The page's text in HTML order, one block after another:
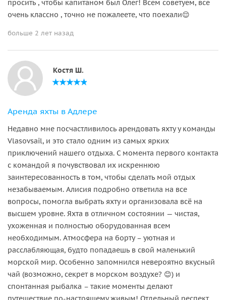
просить , чтобы капитаном был Олег! Всем советуем, все
очень классно , точно не пожалеете, что поехали😌
больше 2 лет назад
Костя Ш.
Аренда яхты в Адлере
Недавно мне посчастливилось арендовать яхту у команды
Vlasovsail, и это стало одним из самых ярких
приключений нашего отдыха. С момента первого контакта
с командой я почувствовал их искреннюю
заинтересованность в том, чтобы сделать мой отдых
незабываемым. Алисия подробно ответила на все
вопросы, помогла выбрать яхту и организовала всё на
высшем уровне. Яхта в отличном состоянии — чистая,
ухоженная и полностью оборудованная всем
необходимым. Атмосфера на борту – уютная и
расслабляющая, будто попадаешь в свой маленький
морской мир. Особенно запомнился невероятно вкусный
чай (возможно, секрет в морском воздухе? 😊) и
спонтанная рыбалка – такие моменты делают